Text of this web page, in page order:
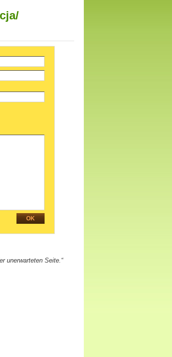
unerwarteten Seite.“